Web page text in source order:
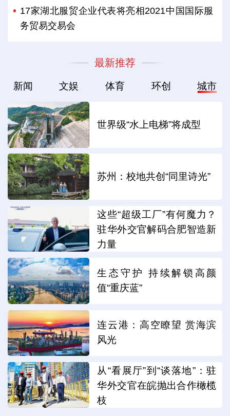
17家湖北服贸企业代表将亮相2021中国国际服
务贸易交易会
最新推荐
新闻 文娱 体育 环创 城市
世界级“水上电梯”将成型
苏州：校地共创“同里诗光”
这些“超级工厂”有何魔力？
驻华外交官解码合肥智造新
力量
生态守护 持续解锁高颜
值“重庆蓝”
连云港：高空瞭望 赏海滨
风光
从“看展厅”到“谈落地”：驻
华外交官在皖抛出合作橄榄
枝